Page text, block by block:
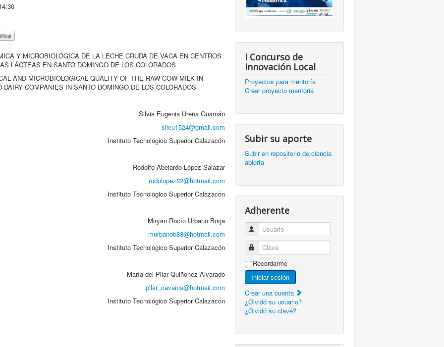
Y MICROBIOLÓGICA DE LA LECHE CRUDA DE VACA EN CENTROS
LÁCTEAS EN SANTO DOMINGO DE LOS COLORADOS
AND MICROBIOLOGICAL QUALITY OF THE RAW COW MILK IN
COMPANIES IN SANTO DOMINGO DE LOS COLORADOS
Silvia Eugenia Ureña Guamán
sileu1524@gmail.com
Instituto Tecnológico Superior Calazacón
Rodolfo Abelardo López Salazar
rodolopez22@hotmail.com
Instituto Tecnológico Superior Calazacón
Miryan Rocío Urbano Borja
murbanob88@hotmail.com
Instituto Tecnológico Superior Calazacón
María del Pilar Quiñonez Alvarado
pilar_cavanis@hotmail.com
Instituto Tecnológico Superior Calazacón
I Concurso de
Innovación Local
Proyectos para mentoría
Crear proyecto mentoria
Subir su aporte
Subir en repositorio de ciencia
abierta
Adherente
Usuario
Clave
Recordarme
Iniciar sesión
Crear una cuenta
¿Olvidó su usuario?
¿Olvidó su clave?